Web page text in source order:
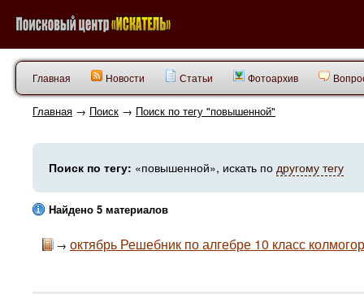
Главная Новости Статьи Фотоархив
Главная → Поиск → Поиск по тегу "повышенной"
Поиск по тегу: «повышенной», искать по другому тегу
Найдено 5 материалов
→ октябрь Решебник по алгебре 10 класс